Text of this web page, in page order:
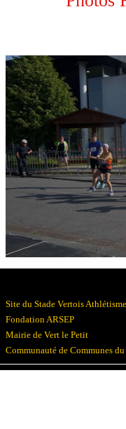
Programme
Règlement
Parcours
Résultats
Devenez bénévoles
Partenaires
▼
Site du Stade Vertois Athlétisme
Fondation ARSEP
Mairie de Vert le Petit
Communauté de Communes